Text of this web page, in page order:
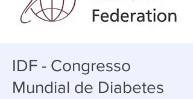
IDF - Congresso
Mundial de Diabetes